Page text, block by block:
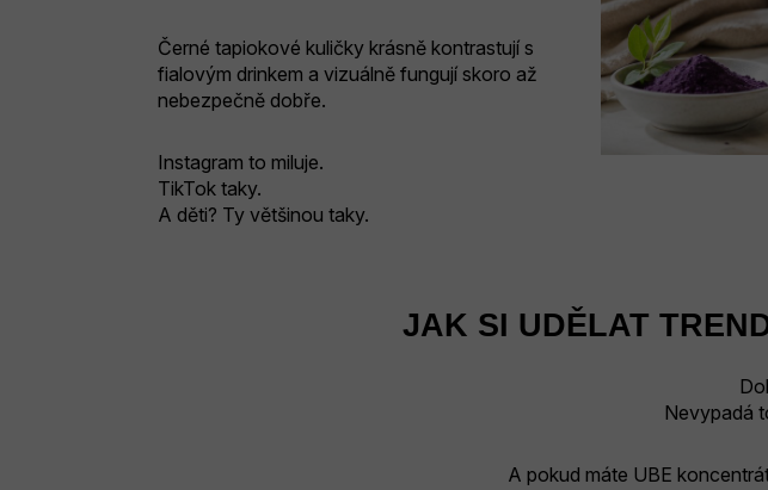
Černé tapiokové kuličky krásně kontrastují s
fialovým drinkem a vizuálně fungují skoro až
nebezpečně dobře.
Instagram to miluje.
TikTok taky.
A děti? Ty většinou taky.
JAK SI UDĚLAT
Nevypadá
A pokud máte UBE